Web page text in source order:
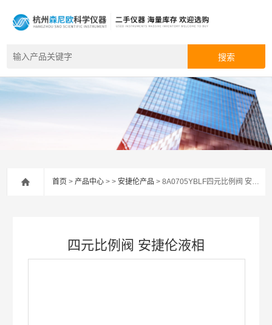
首页 >产品中心 > >安捷伦产品 > 8A0705YBLF四元比例阀 安捷伦液相
四元比例阀 安捷伦液相